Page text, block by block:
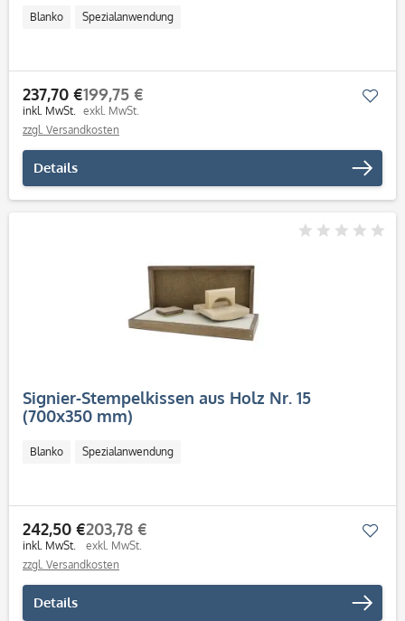
Blanko Spezialanwendung
237,70 €
inkl. MwSt.
199,75 €
exkl. MwSt.
zzgl. Versandkosten
Details
Signier-Stempelkissen aus Holz Nr. 15
(700x350 mm)
Blanko Spezialanwendung
242,50 €
inkl. MwSt.
203,78 €
exkl. MwSt.
zzgl. Versandkosten
Details